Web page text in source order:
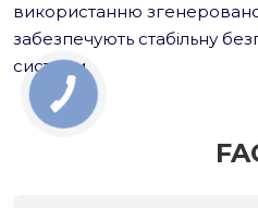
використанню
забезпечують стабільну
системи.